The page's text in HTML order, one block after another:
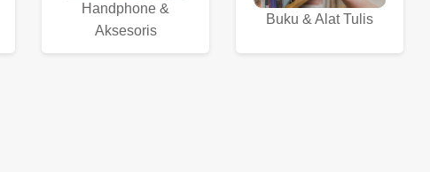
Handphone &
Aksesoris
Buku & Alat Tulis